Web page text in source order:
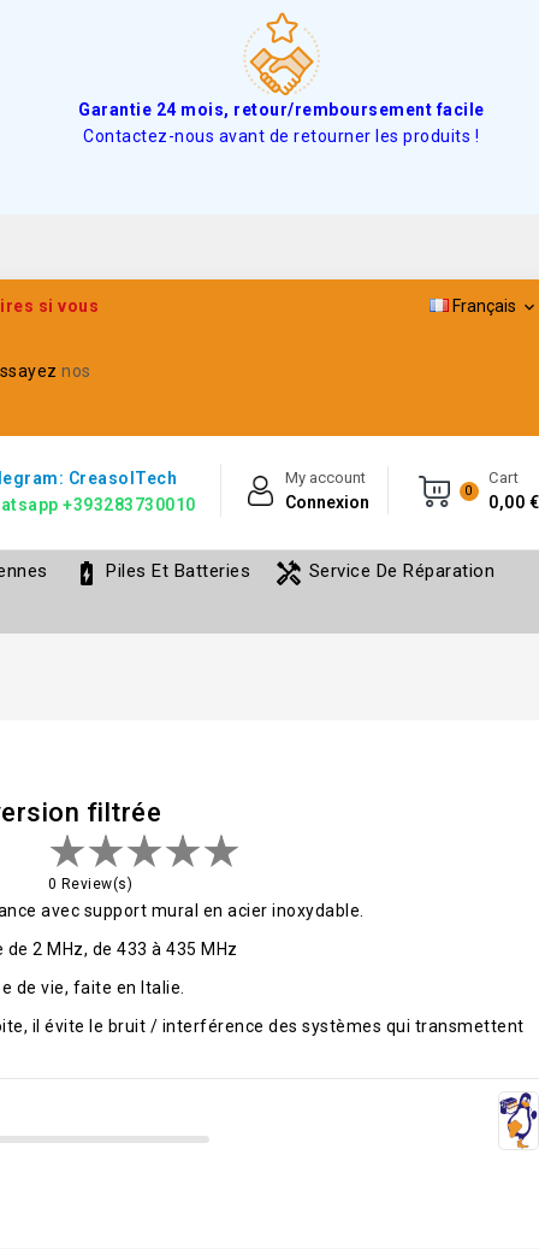
Garantie 24 mois, retour/remboursement facile
Contactez-nous avant de retourner les produits !
si vous
nos
Français 
0
Cart
0,00 €
My account
Connexion
CreasolTech
+393283730010
battery_charging_full Piles Et Batteries handyman Service De Réparation
filtrée
0 Review(s)
avec support mural en acier inoxydable.
2 MHz, de 433 à 435 MHz
de vie, faite en Italie.
il évite le bruit / interférence des systèmes qui transmettent